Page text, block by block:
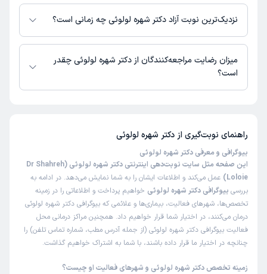
در حال حاضر اطلاعاتی درباره ارائه ویزیت آنلاین توسط دکتر شهره لولوئی در
دسترس نیست. برای دریافت اطلاعات دقیق‌تر، لطفاً با مطب تماس بگیرید.
نزدیک‌ترین نوبت آزاد دکتر شهره لولوئی چه زمانی است؟
زمان نوبت‌دهی و پذیرش بیماران با هماهنگی مطب مشخص می‌شود.
میزان رضایت مراجعه‌کنندگان از دکتر شهره لولوئی چقدر
است؟
راهنمای نوبت‌گیری از دکتر شهره لولوئی
بیوگرافی و معرفی دکتر شهره لولوئی
این صفحه مثل سایت نوبت‌دهی اینترنتی دکتر شهره لولوئی (Dr Shahreh
Loloie)
عمل می‌کند و اطلاعات ایشان را به شما نمایش می‌دهد. در ادامه به
بررسی بیوگرافی دکتر شهره لولوئی خواهیم پرداخت و اطلاعاتی را در زمینه
تخصص‌ها، شهرهای فعالیت، بیماری‌ها و علائمی که بیوگرافی دکتر شهره لولوئی
درمان می‌کنند، در اختیار شما قرار خواهیم داد. همچنین مراکز درمانی محل
فعالیت بیوگرافی دکتر شهره لولوئی (از جمله آدرس مطب، شماره تماس تلفن) را
چنانچه در اختیار ما قرار داده باشند، با شما به اشتراک خواهیم گذاشت.
زمینه تخصص دکتر شهره لولوئی و شهرهای فعالیت او چیست؟